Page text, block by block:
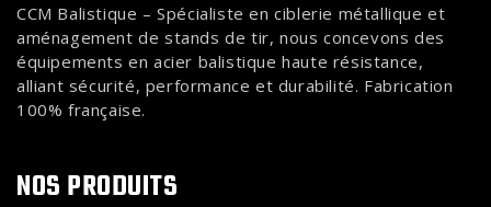
CCM Balistique – Spécialiste en ciblerie métallique et
aménagement de stands de tir, nous concevons des
équipements en acier balistique haute résistance,
alliant sécurité, performance et durabilité. Fabrication
100% française.
NOS PRODUITS